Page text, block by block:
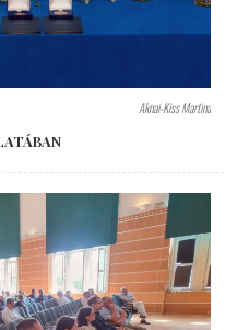
Aknai-Kiss Martina